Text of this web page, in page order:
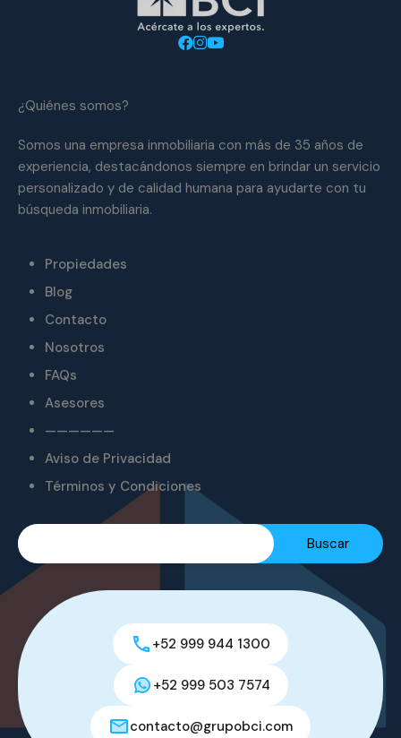
¿Quiénes somos?
Somos una empresa inmobiliaria con más de 35 años de
experiencia, destacándonos siempre en brindar un servicio
personalizado y de calidad humana para ayudarte con tu
búsqueda inmobiliaria.
Propiedades
Blog
Contacto
Nosotros
FAQs
Asesores
——————
Aviso de Privacidad
Términos y Condiciones
+52 999 944 1300
+52 999 503 7574
contacto@grupobci.com